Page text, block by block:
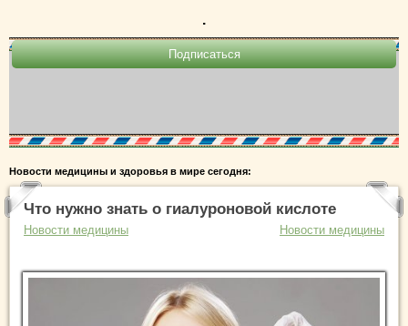
.
Новости медицины и здоровья в мире сегодня:
Что нужно знать о гиалуроновой кислоте
Новости медицины Новости медицины